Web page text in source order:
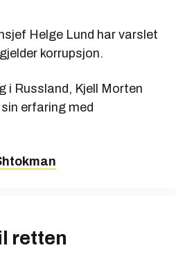
Helge Lund har varslet
korrupsjon.
i Russland, Kjell Morten
erfaring med
retten